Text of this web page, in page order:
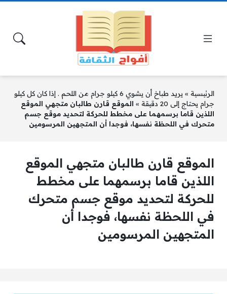
الرئيسية »
يريد طباخ أن يشوي 6 كيلو جرام من اللحم . إذا كان كل كيلو
جرام يحتاج إلى 20 دقيقة
» الموقع قارن طالبان متجهي الموقع
اللذين قاما برسمهما على مخطط للحركة لتحديد موقع جسم
متحرك في اللحظة نفسها، فوجدا أن المتجهين المرسومين
الموقع قارن طالبان متجهي الموقع
اللذين قاما برسمهما على مخطط
للحركة لتحديد موقع جسم متحرك
في اللحظة نفسها، فوجدا أن
المتجهين المرسومين